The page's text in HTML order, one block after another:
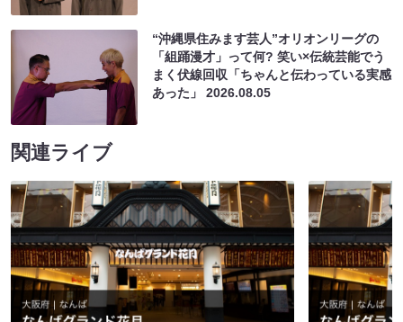
“沖縄県住みます芸人”オリオンリーグの
「組踊漫才」って何? 笑い×伝統芸能でう
まく伏線回収「ちゃんと伝わっている実感
あった」2026.08.05
関連ライブ